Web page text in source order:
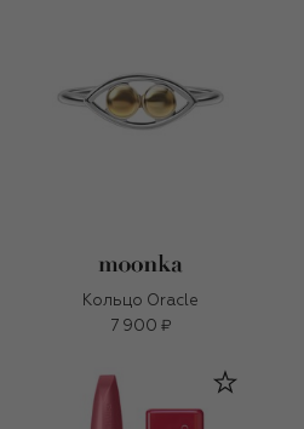
Кольцо Oracle
7 900 ₽